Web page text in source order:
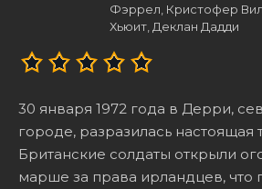
Фэррел, Кристофер
Хьюит, Деклан Дадди
30 января 1972 года в Дерри,
городе, разразилась настоящая
Британские солдаты открыли
марше за права ирландцев, что